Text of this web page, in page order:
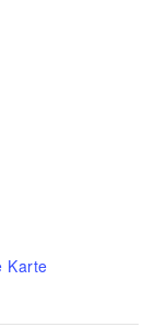
Karte